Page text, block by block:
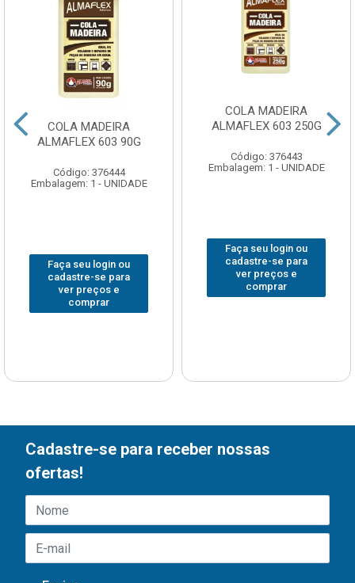
COLA MADEIRA
ALMAFLEX 603 90G
Código: 376444
Embalagem: 1 - UNIDADE
Faça seu login ou
cadastre-se para
ver preços e
comprar
COLA MADEIRA
ALMAFLEX 603 250G
Código: 376443
Embalagem: 1 - UNIDADE
Faça seu login ou
cadastre-se para
ver preços e
comprar
Cadastre-se para receber nossas
ofertas!